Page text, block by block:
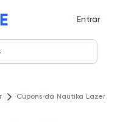
Entrar
Cupons da Nautika Lazer